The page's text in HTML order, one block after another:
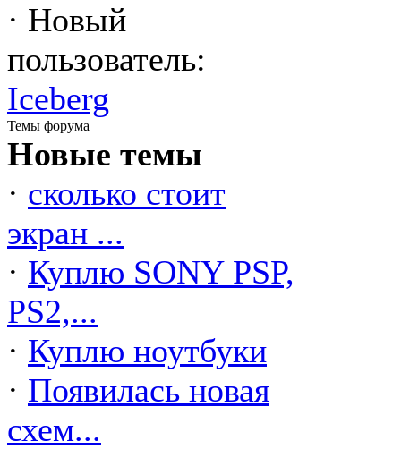
· Новый
пользователь:
Iceberg
Темы форума
Новые темы
· сколько стоит
экран ...
· Куплю SONY PSP,
PS2,...
· Куплю ноутбуки
· Появилась новая
схем...